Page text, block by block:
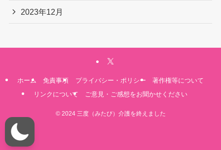
2023年12月
ホーム 免責事項 プライバシー・ポリシー
著作権等について
リンクについて
ご意見・ご感想をお聞かせください
©2024 三度（みたび）介護を終えました